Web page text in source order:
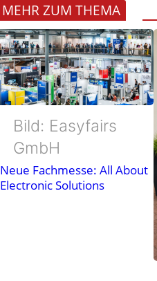
MEHR ZUM THEMA
Bild: Easyfairs
GmbH
Neue Fachmesse: All About
Electronic Solutions